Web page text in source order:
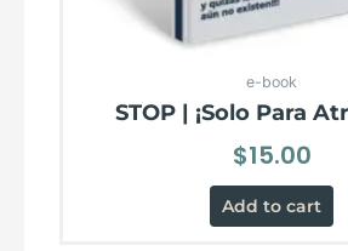
e-book
STOP | ¡Solo Para
$15.00
Add to cart